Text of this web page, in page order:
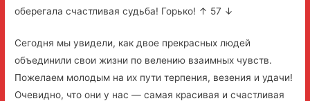
оберегала счастливая судьба! Горько! ↑ 57 ↓
Сегодня мы увидели, как двое прекрасных людей
объединили свои жизни по велению взаимных чувств.
Пожелаем молодым на их пути терпения, везения и удачи!
Очевидно, что они у нас — самая красивая и счастливая